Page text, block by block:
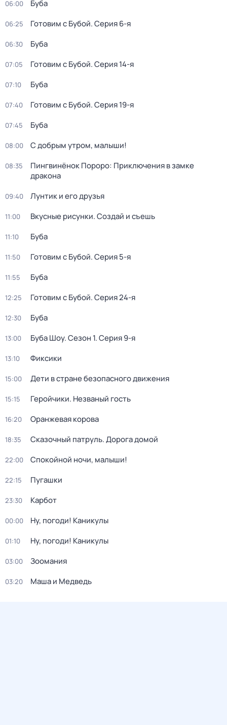
06:00 Буба
06:25 Готовим с Бубой. Серия 6-я
06:30 Буба
07:05 Готовим с Бубой. Серия 14-я
07:10 Буба
07:40 Готовим с Бубой. Серия 19-я
07:45 Буба
08:00 С добрым утром, малыши!
08:35
Пингвинёнок Пороро: Приключения в замке
дракона
09:40 Лунтик и его друзья
11:00 Вкусные рисунки. Создай и съешь
11:10 Буба
11:50 Готовим с Бубой. Серия 5-я
11:55 Буба
12:25 Готовим с Бубой. Серия 24-я
12:30 Буба
13:00 Буба Шоу. Сезон 1. Серия 9-я
13:10 Фиксики
15:00 Дети в стране безопасного движения
15:15 Геройчики. Незваный гость
16:20 Оранжевая корова
18:35 Сказочный патруль. Дорога домой
22:00 Спокойной ночи, малыши!
22:15 Пугашки
23:30 Карбот
00:00 Ну, погоди! Каникулы
01:10 Ну, погоди! Каникулы
03:00 Зоомания
03:20 Маша и Медведь